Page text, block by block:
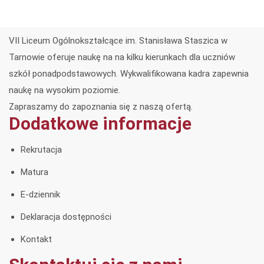
VII Liceum Ogólnokształcące im. Stanisława Staszica w
Tarnowie oferuje naukę na na kilku kierunkach dla uczniów
szkół ponadpodstawowych. Wykwalifikowana kadra zapewnia
naukę na wysokim poziomie.
Zapraszamy do zapoznania się z naszą ofertą.
Dodatkowe informacje
Rekrutacja
Matura
E-dziennik
Deklaracja dostępności
Kontakt